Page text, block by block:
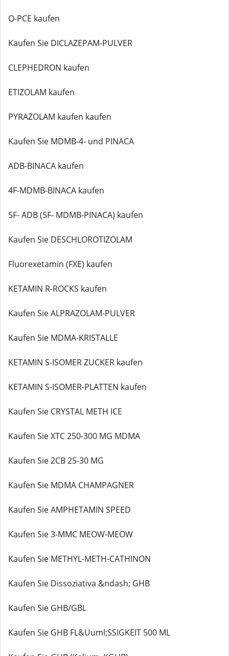
O-PCE kaufen
Kaufen Sie DICLAZEPAM-PULVER
CLEPHEDRON kaufen
ETIZOLAM kaufen
PYRAZOLAM kaufen kaufen
Kaufen Sie MDMB-4- und PINACA
ADB-BINACA kaufen
4F-MDMB-BINACA kaufen
5F- ADB (5F- MDMB-PINACA) kaufen
Kaufen Sie DESCHLOROTIZOLAM
Fluorexetamin (FXE) kaufen
KETAMIN R-ROCKS kaufen
Kaufen Sie ALPRAZOLAM-PULVER
Kaufen Sie MDMA-KRISTALLE
KETAMIN S-ISOMER ZUCKER kaufen
KETAMIN S-ISOMER-PLATTEN kaufen
Kaufen Sie CRYSTAL METH ICE
Kaufen Sie XTC 250-300 MG MDMA
Kaufen Sie 2CB 25-30 MG
Kaufen Sie MDMA CHAMPAGNER
Kaufen Sie AMPHETAMIN SPEED
Kaufen Sie 3-MMC MEOW-MEOW
Kaufen Sie METHYL-METH-CATHINON
Kaufen Sie Dissoziativa &ndash; GHB
Kaufen Sie GHB/GBL
Kaufen Sie GHB FL&Uuml;SSIGKEIT 500 ML